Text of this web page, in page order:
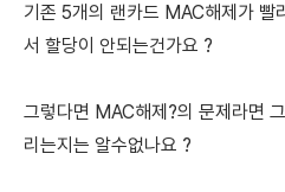
기존 5개의 랜카드 MAC해제가 빨
서 할당이 안되는건가요 ?
그렇다면 MAC해제?의 문제라면
리는지는 알수없나요 ?